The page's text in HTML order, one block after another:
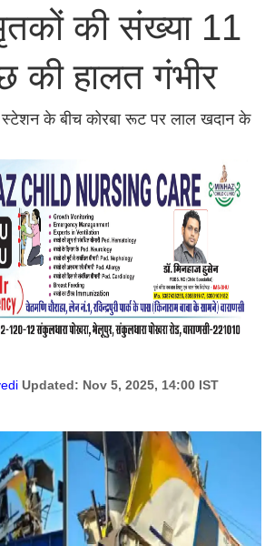
की संख्या 11
की हालत गंभीर
स्टेशन के बीच कोरबा रूट पर लाल खदान के
Updated: Nov 5, 2025, 14:00 IST